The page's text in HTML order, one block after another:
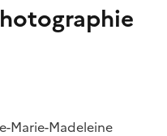
Marie-Madeleine